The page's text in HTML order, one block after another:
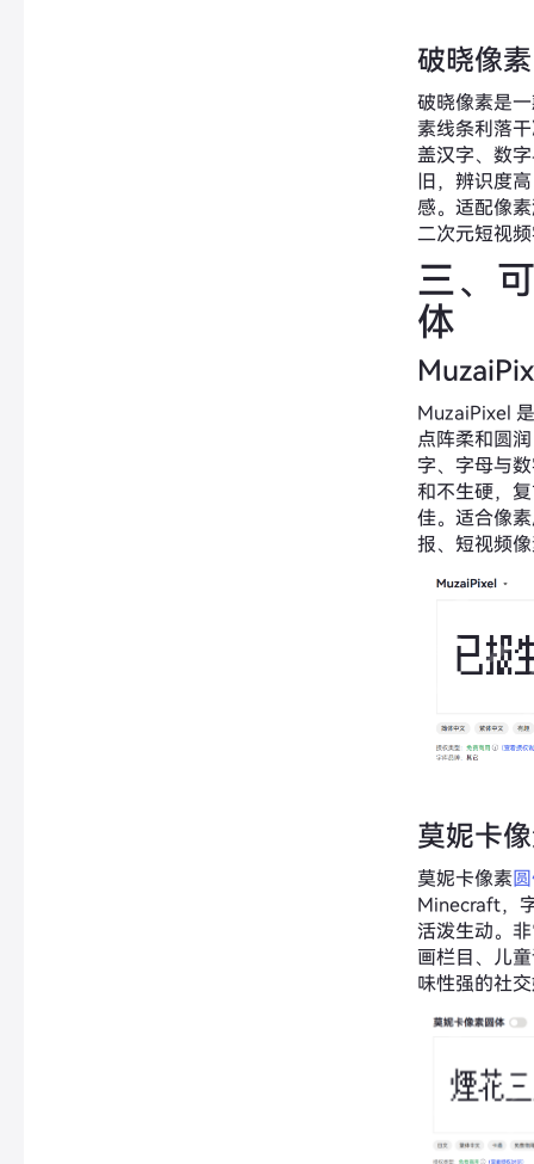
破晓像素
破晓像素是
素线条利落
盖汉字、数
旧，辨识度
感。适配像
二次元短视
三、
体
MuzaiPixel
点阵柔和圆
字、字母与
和不生硬，
佳。适合像
报、短视频
莫妮卡
莫妮卡像素
Minecraft，
活泼生动。
画栏目、儿
味性强的社